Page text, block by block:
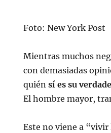
Foto: New York Post
Mientras muchos
con demasiadas
quiénsí es su
El hombre mayor,
Este no viene a